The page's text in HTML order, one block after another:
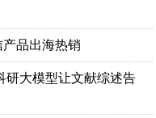
品出海热销
研大模型让文献综述告